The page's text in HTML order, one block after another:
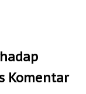
Komentar